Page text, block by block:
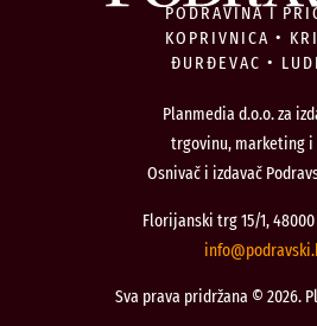
PODRAVINA I
KOPRIVNICA •
ĐURĐEVAC •
Planmedia d.o.o. za
trgovinu, marketing i
Osnivač i izdavač
Florijanski trg 15/1,
@ofni
Sva prava pridržana © 2026.